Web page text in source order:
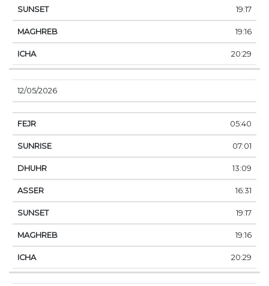
19:17
19:16
20:29
12/05/2026
05:40
07:01
13:09
16:31
19:17
19:16
20:29